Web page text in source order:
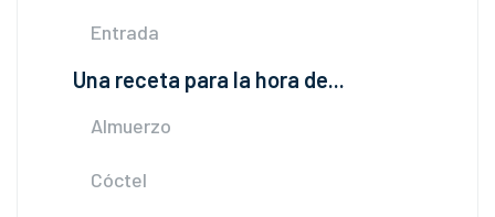
Entrada
Una receta para la hora de...
Almuerzo
Cóctel